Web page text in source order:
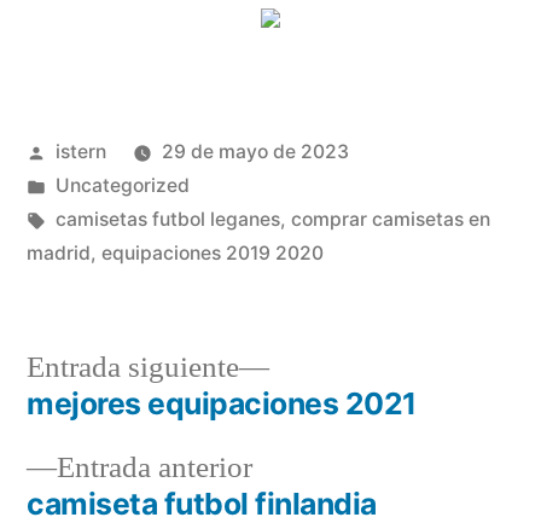
Publicado
por
istern
29 de mayo de 2023
Publicado
en
Uncategorized
Etiquetas:
camisetas futbol leganes, comprar camisetas en
madrid, equipaciones 2019 2020
Navegación
deEntrada anteriorEntrada
anterior:
camiseta futbol finlandia
Entrada siguiente
Entrada
siguiente:
mejores equipaciones 2021